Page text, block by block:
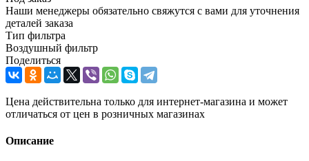
Наши менеджеры обязательно свяжутся с вами для уточнения
деталей заказа
Тип фильтра
Воздушный фильтр
Поделиться
Цена действительна только для интернет-магазина и может
отличаться от цен в розничных магазинах
Описание